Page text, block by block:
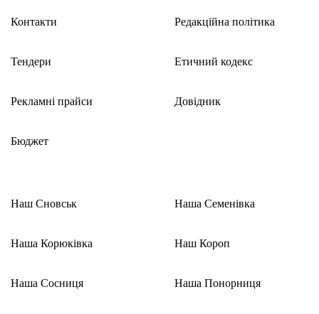
Контакти
Тендери
Рекламні прайси
Бюджет
Редакційна політика
Етичний кодекс
Довідник
Наш Сновськ
Наша Корюківка
Наша Сосниця
Наша Семенівка
Наш Короп
Наша Понорниця